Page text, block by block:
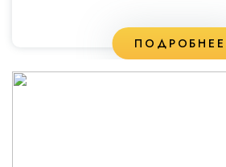
ПОДРОБНЕЕ